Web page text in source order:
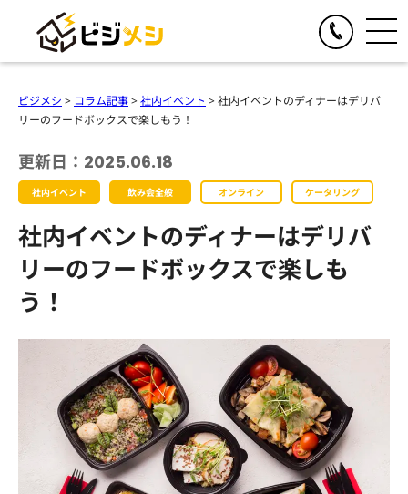
人気の提供サービス
オール社員感謝祭
懇親会・社内パーティープロデュース
クイズ&ビンゴ大会
ゴチバトル
キングオブラスベガス
チームビルディングクルーズ
オンラインイベント
TOGGLE
人気の提供サービス
オンライン格付けバトル
オンラインクイズ&ビンゴ大会
オンラインゴチバトル
オンライン社内イベントプロデュース
お食事の手配
人気の提供サービス
ビジメシケータリング
ビジメシオードブル
ビジメシランチボックス
人気の提供サービス
春のイベント企画
夏のイベント企画
ファミリーイベント企画
周年イベント企画
社員交流イベント企画
企業パーティプロデュース
導入事例
まずは内容を見たい
資料をダウンロードする
一度話を聞いてみたい
無料で相談する
ビジメシ > コラム記事>社内イベント >社内イベントのディナーはデリバ
リーのフードボックスで楽しもう！
更新日：2025.06.18
社内イベント 飲み会全般 オンライン ケータリング
社内イベントのディナーはデリバ
リーのフードボックスで楽しも
う！